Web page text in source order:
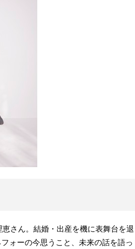
さん。結婚・出産を機に表舞台を退
ォーの今思うこと、未来の話を語っ